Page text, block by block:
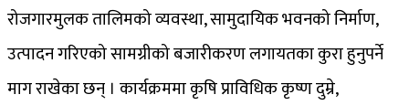
रोजगारमुलक तालिमको व्यवस्था, सामुदायिक भवनको निर्माण,
उत्पादन गरिएको सामग्रीको बजारीकरण लगायतका कुरा हुनुपर्ने
माग राखेका छन् । कार्यक्रममा कृषि प्राविधिक कृष्ण दुम्रे,